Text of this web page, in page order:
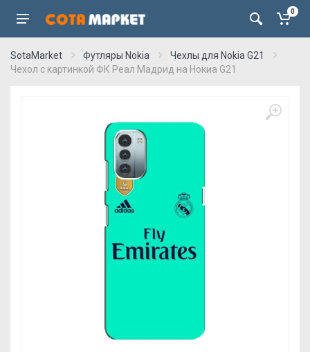
0
SotaMarket Футляры Nokia
Чехлы для Nokia G21
Чехол с картинкой ФК Реал Мадрид на Нокиа G21